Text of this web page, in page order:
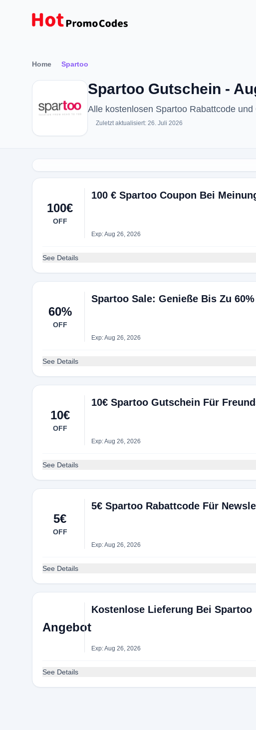
Home Spartoo
Spartoo Gutschein -
Alle kostenlosen Spartoo Rabattcode
Zuletzt aktualisiert: 26. Juli 2026
100€
OFF
100 € Spartoo Coupon Bei
Exp: Aug 26, 2026
See Details
60%
OFF
Spartoo Sale: Genieße Bis Zu
Exp: Aug 26, 2026
See Details
10€
OFF
10€ Spartoo Gutschein Für
Exp: Aug 26, 2026
See Details
5€
OFF
5€ Spartoo Rabattcode Für
Exp: Aug 26, 2026
See Details
Angebot
Kostenlose Lieferung Bei Spartoo
Exp: Aug 26, 2026
See Details